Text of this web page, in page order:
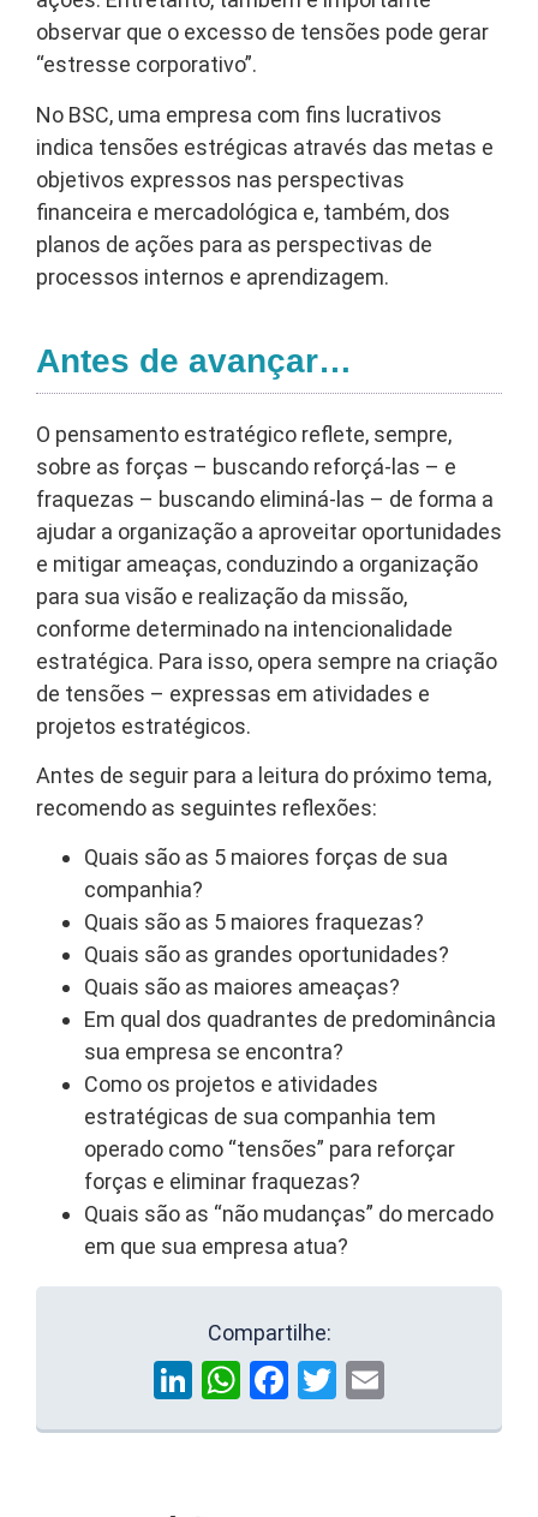
observar que o excesso de tensões pode gerar
“estresse corporativo”.
No BSC, uma empresa com fins lucrativos
indica tensões estrégicas através das metas e
objetivos expressos nas perspectivas
financeira e mercadológica e, também, dos
planos de ações para as perspectivas de
processos internos e aprendizagem.
Antes de avançar…
O pensamento estratégico reflete, sempre,
sobre as forças – buscando reforçá-las – e
fraquezas – buscando eliminá-las – de forma a
ajudar a organização a aproveitar oportunidades
e mitigar ameaças, conduzindo a organização
para sua visão e realização da missão,
conforme determinado na intencionalidade
estratégica. Para isso, opera sempre na criação
de tensões – expressas em atividades e
projetos estratégicos.
Antes de seguir para a leitura do próximo tema,
recomendo as seguintes reflexões:
Quais são as 5 maiores forças de sua
companhia?
Quais são as 5 maiores fraquezas?
Quais são as grandes oportunidades?
Quais são as maiores ameaças?
Em qual dos quadrantes de predominância
sua empresa se encontra?
Como os projetos e atividades
estratégicas de sua companhia tem
operado como “tensões” para reforçar
forças e eliminar fraquezas?
Quais são as “não mudanças” do mercado
em que sua empresa atua?
Compartilhe:
LinkedIn
WhatsApp
Facebook
Twitter